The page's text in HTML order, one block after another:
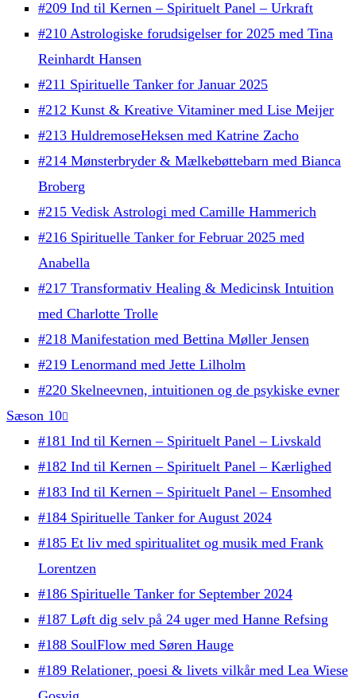
#209 Ind til Kernen – Spirituelt Panel – Urkraft
#210 Astrologiske forudsigelser for 2025 med Tina
Reinhardt Hansen
#211 Spirituelle Tanker for Januar 2025
#212 Kunst & Kreative Vitaminer med Lise Meijer
#213 HuldremoseHeksen med Katrine Zacho
#214 Mønsterbryder & Mælkebøttebarn med Bianca
Broberg
#215 Vedisk Astrologi med Camille Hammerich
#216 Spirituelle Tanker for Februar 2025 med
Anabella
#217 Transformativ Healing & Medicinsk Intuition
med Charlotte Trolle
#218 Manifestation med Bettina Møller Jensen
#219 Lenormand med Jette Lilholm
#220 Skelneevnen, intuitionen og de psykiske evner
Sæson 10
#181 Ind til Kernen – Spirituelt Panel – Livskald
#182 Ind til Kernen – Spirituelt Panel – Kærlighed
#183 Ind til Kernen – Spirituelt Panel – Ensomhed
#184 Spirituelle Tanker for August 2024
#185 Et liv med spiritualitet og musik med Frank
Lorentzen
#186 Spirituelle Tanker for September 2024
#187 Løft dig selv på 24 uger med Hanne Refsing
#188 SoulFlow med Søren Hauge
#189 Relationer, poesi & livets vilkår med Lea Wiese